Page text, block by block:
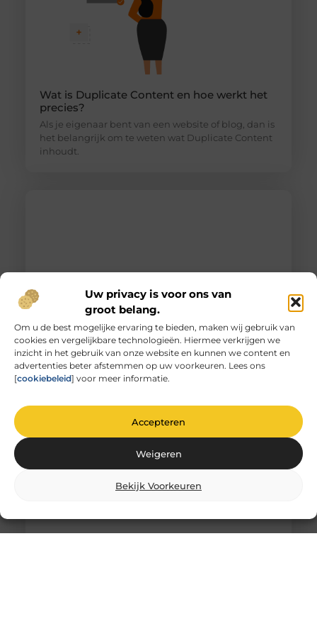
Uw privacy is voor ons van
groot belang.
Om u de best mogelijke ervaring te bieden, maken wij gebruik van
cookies en vergelijkbare technologieën. Hiermee verkrijgen we
inzicht in het gebruik van onze website en kunnen we content en
advertenties beter afstemmen op uw voorkeuren. Lees ons
[cookiebeleid] voor meer informatie.
Accepteren
Weigeren
Bekijk Voorkeuren
Wat is Duplicate Content en hoe werkt het
precies?
Als je eigenaar bent van een website of blog, dan is
het belangrijk om te weten wat Duplicate Content
inhoudt.
Unieke herinneringen vervat in gegraveerd
glas
De magie van glas graveren Heb je ooit
stilgestaan bij de magie van glas graveren? Het is